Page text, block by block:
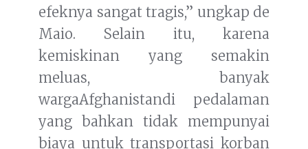
efeknya sangat tragis,” ungkap de
Maio. Selain itu, karena
kemiskinan yang semakin
meluas, banyak
wargaAfghanistandi pedalaman
yang bahkan tidak mempunyai
biaya untuk transportasi korban